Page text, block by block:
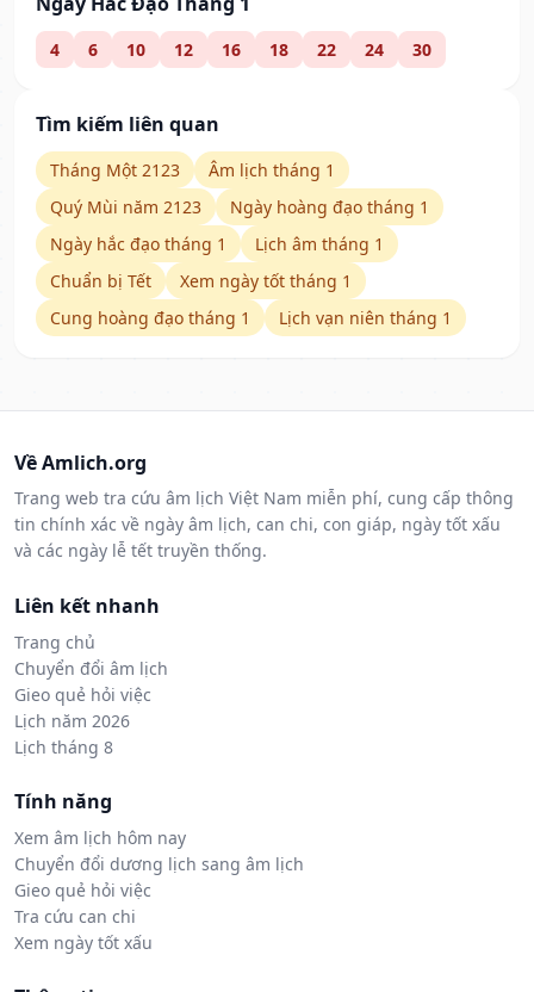
4 6 10 12 16 18 22 24 30
Tìm kiếm liên quan
Tháng Một 2123
Âm lịch tháng 1
Quý Mùi năm 2123
Ngày hoàng đạo tháng 1
Ngày hắc đạo tháng 1
Lịch âm tháng 1
Chuẩn bị Tết
Xem ngày tốt tháng 1
Cung hoàng đạo tháng 1
Lịch vạn niên tháng 1
Về Amlich.org
Trang web tra cứu âm lịch Việt Nam miễn phí, cung cấp thông
tin chính xác về ngày âm lịch, can chi, con giáp, ngày tốt xấu
và các ngày lễ tết truyền thống.
Liên kết nhanh
Trang chủ
Chuyển đổi âm lịch
Gieo quẻ hỏi việc
Lịch năm 2026
Lịch tháng 8
Tính năng
Xem âm lịch hôm nay
Chuyển đổi dương lịch sang âm lịch
Gieo quẻ hỏi việc
Tra cứu can chi
Xem ngày tốt xấu